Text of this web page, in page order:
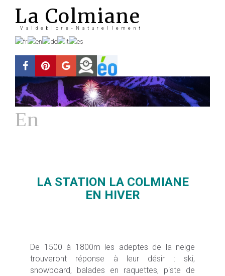
La Colmiane
Valdeblore-Naturellement
En
LA STATION LA COLMIANE
EN HIVER
De 1500 à 1800m les adeptes de la neige
trouveront réponse à leur désir : ski,
snowboard, balades en raquettes, piste de